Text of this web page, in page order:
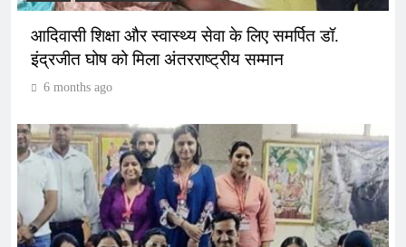
आदिवासी शिक्षा और स्वास्थ्य सेवा के लिए समर्पित डॉ.
इंद्रजीत घोष को मिला अंतरराष्ट्रीय सम्मान
6 months ago